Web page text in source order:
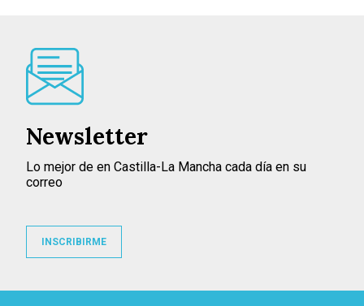
Newsletter
Lo mejor de en Castilla-La Mancha cada día en su
correo
INSCRIBIRME